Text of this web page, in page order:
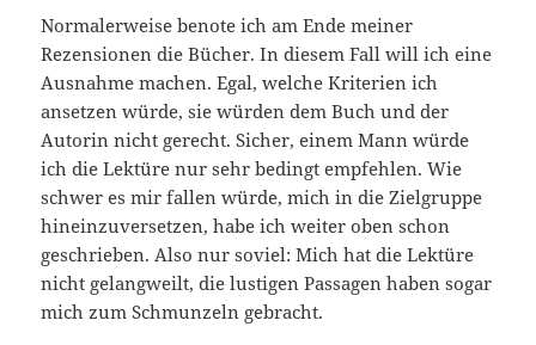
Normalerweise benote ich am Ende meiner
Rezensionen die Bücher. In diesem Fall will ich eine
Ausnahme machen. Egal, welche Kriterien ich
ansetzen würde, sie würden dem Buch und der
Autorin nicht gerecht. Sicher, einem Mann würde
ich die Lektüre nur sehr bedingt empfehlen. Wie
schwer es mir fallen würde, mich in die Zielgruppe
hineinzuversetzen, habe ich weiter oben schon
geschrieben. Also nur soviel: Mich hat die Lektüre
nicht gelangweilt, die lustigen Passagen haben sogar
mich zum Schmunzeln gebracht.